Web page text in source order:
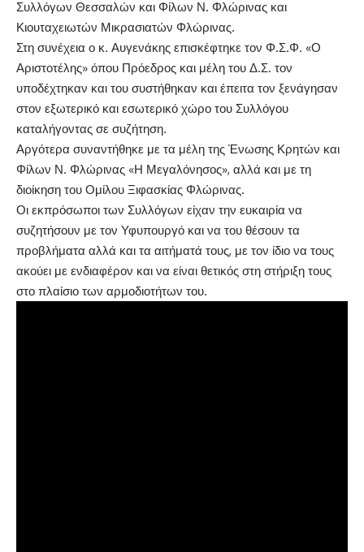
Συλλόγων Θεσσαλών και Φίλων Ν. Φλώρινας και
Κιουταχειωτών Μικρασιατών Φλώρινας.
Στη συνέχεια ο κ. Αυγενάκης επισκέφτηκε τον Φ.Σ.Φ. «Ο
Αριστοτέλης» όπου Πρόεδρος και μέλη του Δ.Σ. τον
υποδέχτηκαν και του συστήθηκαν και έπειτα τον ξενάγησαν
στον εξωτερικό και εσωτερικό χώρο του Συλλόγου
καταλήγοντας σε συζήτηση.
Αργότερα συναντήθηκε με τα μέλη της Ένωσης Κρητών και
Φίλων Ν. Φλώρινας «Η Μεγαλόνησος», αλλά και με τη
διοίκηση του Ομίλου Ξιφασκίας Φλώρινας.
Οι εκπρόσωποι των Συλλόγων είχαν την ευκαιρία να
συζητήσουν με τον Υφυπουργό και να του θέσουν τα
προβλήματα αλλά και τα αιτήματά τους, με τον ίδιο να τους
ακούει με ενδιαφέρον και να είναι θετικός στη στήριξη τους
στο πλαίσιο των αρμοδιοτήτων του.